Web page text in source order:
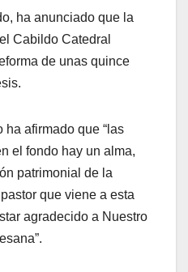
ha anunciado que la
Cabildo Catedral
de unas quince
ha afirmado que “las
el fondo hay un alma,
patrimonial de la
que viene a esta
agradecido a Nuestro